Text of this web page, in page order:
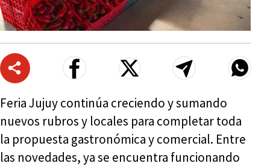
Feria Jujuy continúa creciendo y sumando
nuevos rubros y locales para completar toda
la propuesta gastronómica y comercial. Entre
las novedades, ya se encuentra funcionando